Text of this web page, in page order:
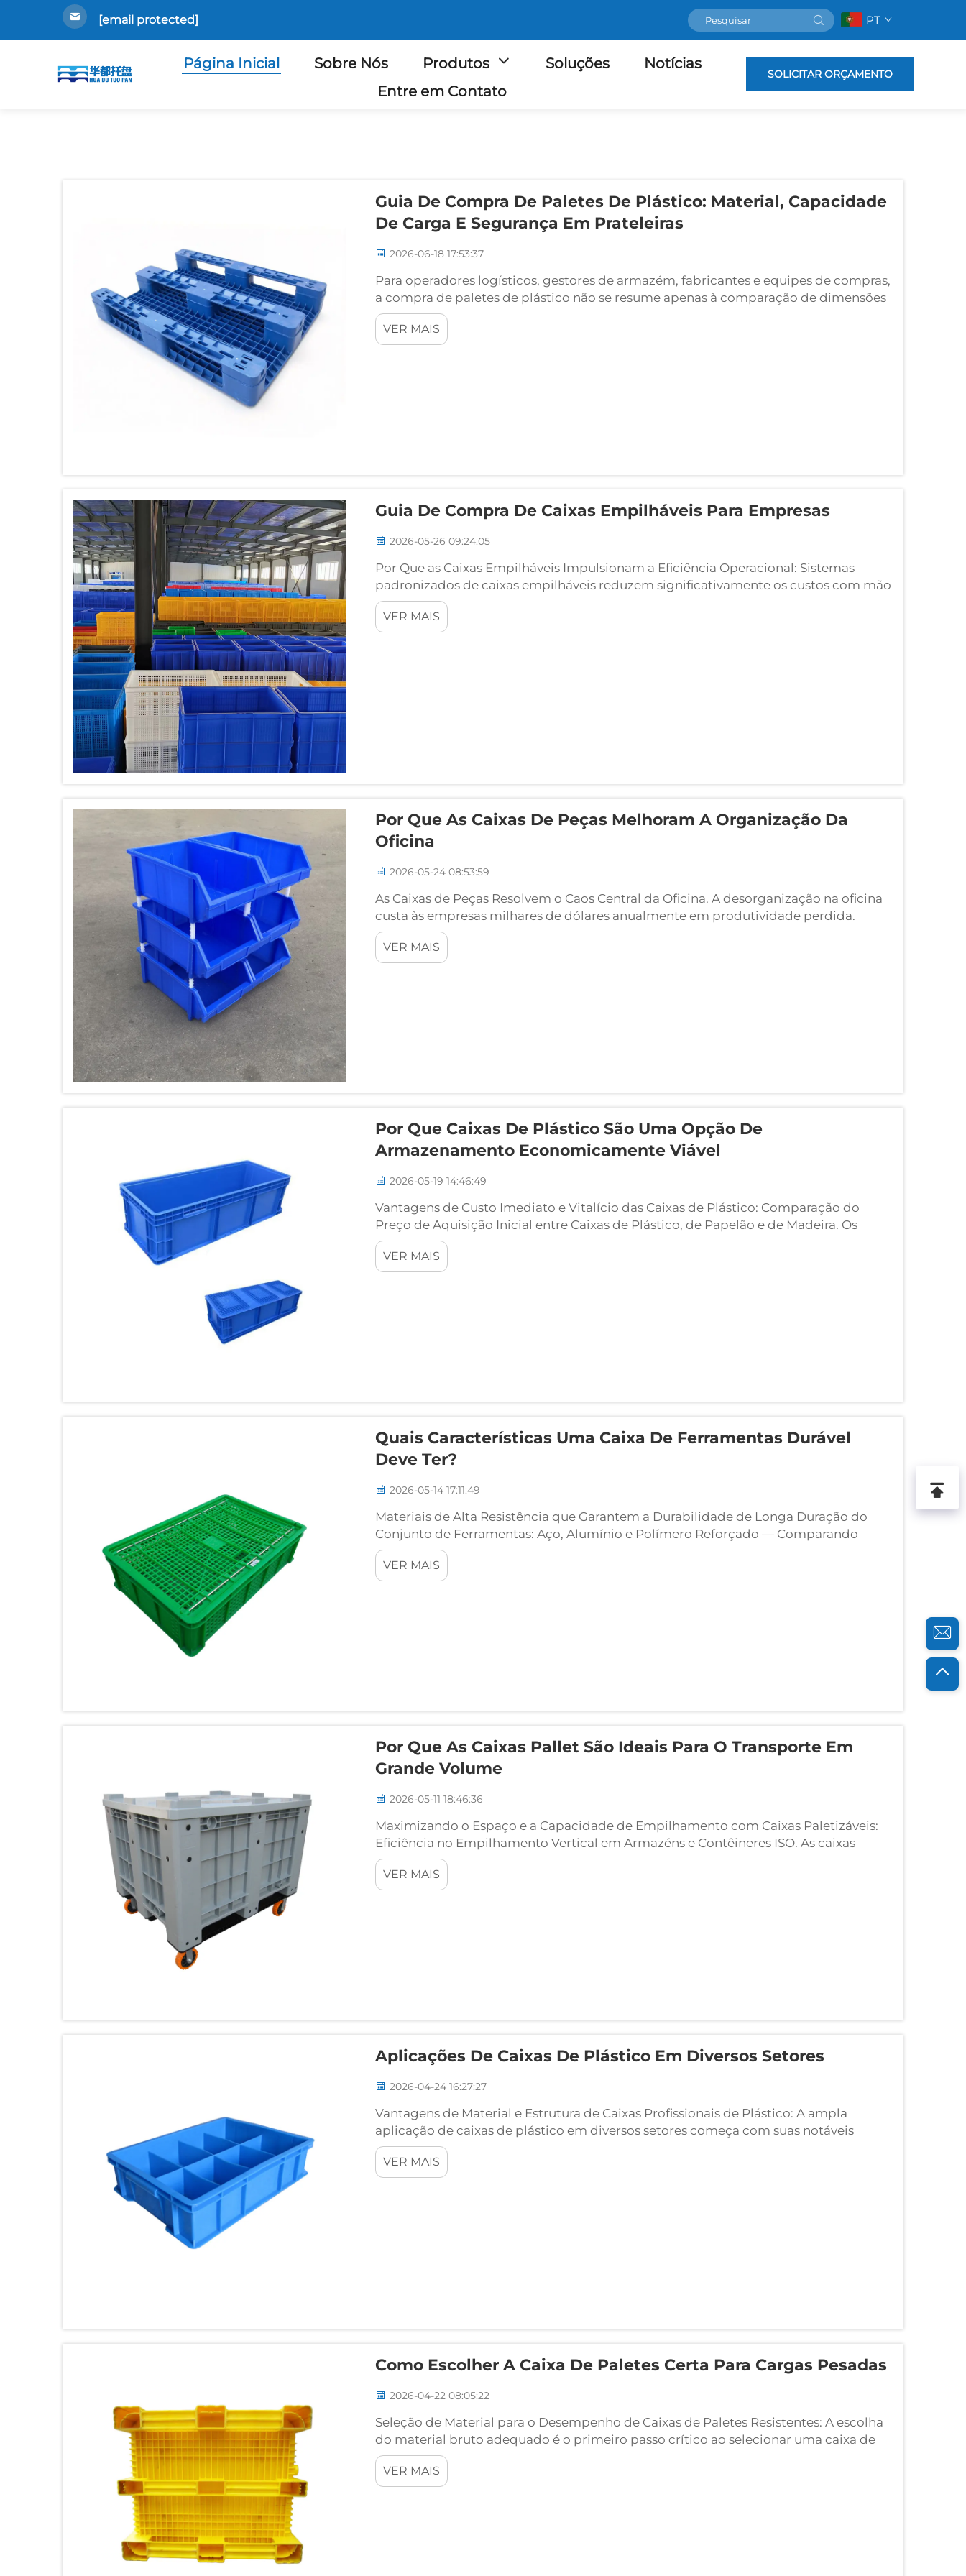
[email protected] PT
Página Inicial Sobre Nós Produtos Soluções
Notícias
Entre em Contato
SOLICITAR ORÇAMENTO
Guia De Compra De Paletes De Plástico: Material, Capacidade
De Carga E Segurança Em Prateleiras
2026-06-18 17:53:37
Para operadores logísticos, gestores de armazém, fabricantes e equipes de compras,
a compra de paletes de plástico não se resume apenas à comparação de dimensões
e preço. O palete adequado influencia a segurança no armazenamento, a eficiência
no transporte, a compatibilidade com prateleiras, a proteção do produto...
VER MAIS
Guia De Compra De Caixas Empilháveis Para Empresas
2026-05-26 09:24:05
Por Que as Caixas Empilháveis Impulsionam a Eficiência Operacional: Sistemas
padronizados de caixas empilháveis reduzem significativamente os custos com mão
de obra, ao mesmo tempo que melhoram a precisão do inventário. Dimensões
uniformes eliminam o tempo gasto para combinar recipientes incompatíveis,
acelerando o carregamento...
VER MAIS
Por Que As Caixas De Peças Melhoram A Organização Da
Oficina
2026-05-24 08:53:59
As Caixas de Peças Resolvem o Caos Central da Oficina. A desorganização na oficina
custa às empresas milhares de dólares anualmente em produtividade perdida.
Quando os técnicos não conseguem localizar rapidamente componentes essenciais,
o fluxo de trabalho para e a receita é prejudicada pelo tempo desperdiçado em
buscas não faturadas. O...
VER MAIS
Por Que Caixas De Plástico São Uma Opção De
Armazenamento Economicamente Viável
2026-05-19 14:46:49
Vantagens de Custo Imediato e Vitalício das Caixas de Plástico: Comparação do
Preço de Aquisição Inicial entre Caixas de Plástico, de Papelão e de Madeira. Os
recipientes de plástico normalmente custam 20–30% mais que os de papelão, mas
40–60% menos que as caixas de madeira. Embora o papelão...
VER MAIS
Quais Características Uma Caixa De Ferramentas Durável
Deve Ter?
2026-05-14 17:11:49
Materiais de Alta Resistência que Garantem a Durabilidade de Longa Duração do
Conjunto de Ferramentas: Aço, Alumínio e Polímero Reforçado — Comparando
Resistência, Peso e Resistência ao Desgaste no Uso Real. A seleção dos materiais para
o conjunto de ferramentas exige um equilíbrio entre resistência, peso e fatores
ambientais...
VER MAIS
Por Que As Caixas Pallet São Ideais Para O Transporte Em
Grande Volume
2026-05-11 18:46:36
Maximizando o Espaço e a Capacidade de Empilhamento com Caixas Paletizáveis:
Eficiência no Empilhamento Vertical em Armazéns e Contêineres ISO. As caixas
paletizáveis revolucionam o armazenamento vertical por meio de dimensões
padronizadas e projetos estruturais reforçados, que permitem um armazenamento
seguro e de alta densidade...
VER MAIS
Aplicações De Caixas De Plástico Em Diversos Setores
2026-04-24 16:27:27
Vantagens de Material e Estrutura de Caixas Profissionais de Plástico: A ampla
aplicação de caixas de plástico em diversos setores começa com suas notáveis
propriedades materiais e seu projeto estrutural. Com mais de 20 anos de experiência
na fabricação...
VER MAIS
Como Escolher A Caixa De Paletes Certa Para Cargas Pesadas
2026-04-22 08:05:22
Seleção de Material para o Desempenho de Caixas de Paletes Resistentes: A escolha
do material bruto adequado é o primeiro passo crítico ao selecionar uma caixa de
paletes para cargas pesadas. Com mais de 20 anos de experiência na fabricação de
produtos plásticos para logística, nós excl...
VER MAIS